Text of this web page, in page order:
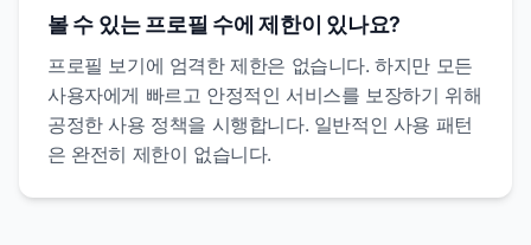
볼 수 있는 프로필 수에 제한이 있나요?
프로필 보기에 엄격한 제한은 없습니다. 하지만 모든
사용자에게 빠르고 안정적인 서비스를 보장하기 위해
공정한 사용 정책을 시행합니다. 일반적인 사용 패턴
은 완전히 제한이 없습니다.